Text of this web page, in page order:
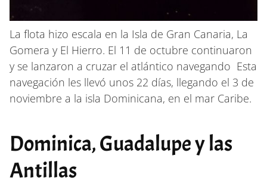
La flota hizo escala en la Isla de Gran Canaria, La
Gomera y El Hierro. El 11 de octubre continuaron
y se lanzaron a cruzar el atlántico navegando Esta
navegación les llevó unos 22 días, llegando el 3 de
noviembre a la isla Dominicana, en el mar Caribe.
Dominica, Guadalupe y las
Antillas